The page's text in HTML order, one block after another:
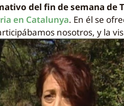
del fin de semana de
en Catalunya. En él se
nosotros, y la